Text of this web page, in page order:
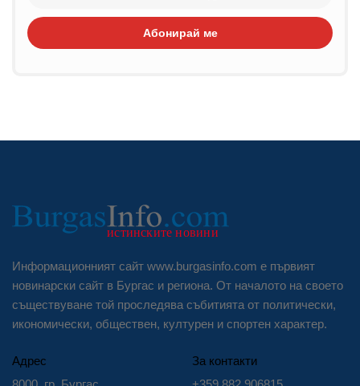
Абонирай ме
Информационният сайт www.burgasinfo.com е първият
новинарски сайт в Бургас и региона. От началото на своето
съществуване той проследява събитията от политически,
икономически, обществен, културен и спортен характер.
Адрес
За контакти